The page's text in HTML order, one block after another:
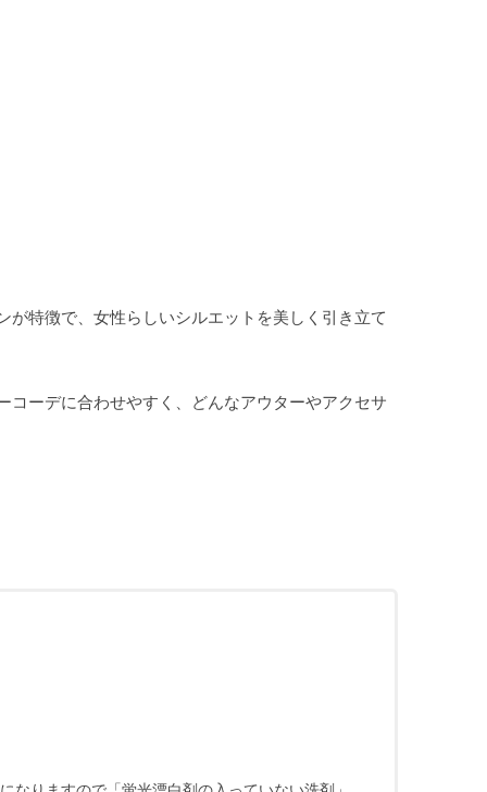
特徴で、女性らしいシルエットを美しく引き立て
ーデに合わせやすく、どんなアウターやアクセサ